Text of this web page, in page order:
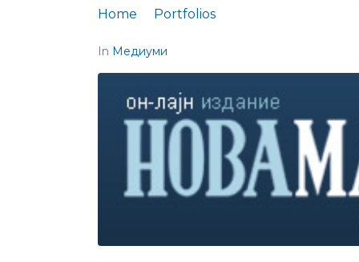
Home Portfolios
In Медиуми